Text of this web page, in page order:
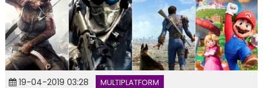
19-04-2019 03:28 MULTIPLATFORM